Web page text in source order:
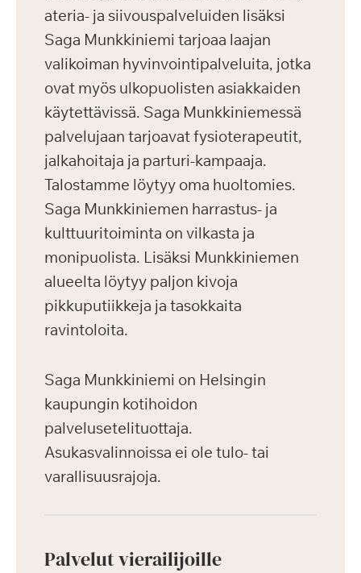
ateria- ja siivouspalveluiden lisäksi
Saga Munkkiniemi tarjoaa laajan
valikoiman hyvinvointipalveluita, jotka
ovat myös ulkopuolisten asiakkaiden
käytettävissä. Saga Munkkiniemessä
palvelujaan tarjoavat fysioterapeutit,
jalkahoitaja ja parturi-kampaaja.
Talostamme löytyy oma huoltomies.
Saga Munkkiniemen harrastus- ja
kulttuuritoiminta on vilkasta ja
monipuolista. Lisäksi Munkkiniemen
alueelta löytyy paljon kivoja
pikkuputiikkeja ja tasokkaita
ravintoloita.
Saga Munkkiniemi on Helsingin
kaupungin kotihoidon
palvelusetelituottaja.
Asukasvalinnoissa ei ole tulo- tai
varallisuusrajoja.
Palvelut vierailijoille